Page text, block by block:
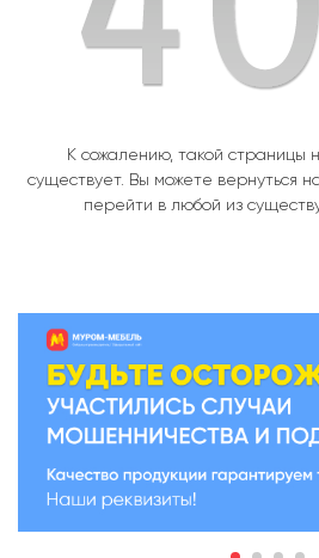
К сожалению, такой страницы
существует. Вы можете вернуться
перейти в любой из